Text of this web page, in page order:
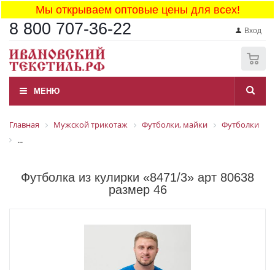
Мы открываем оптовые цены для всех!
8 800 707-36-22 Вход
МЕНЮ
Главная Мужской трикотаж Футболки, майки
Футболки
...
Футболка из кулирки «8471/3» арт 80638
размер 46